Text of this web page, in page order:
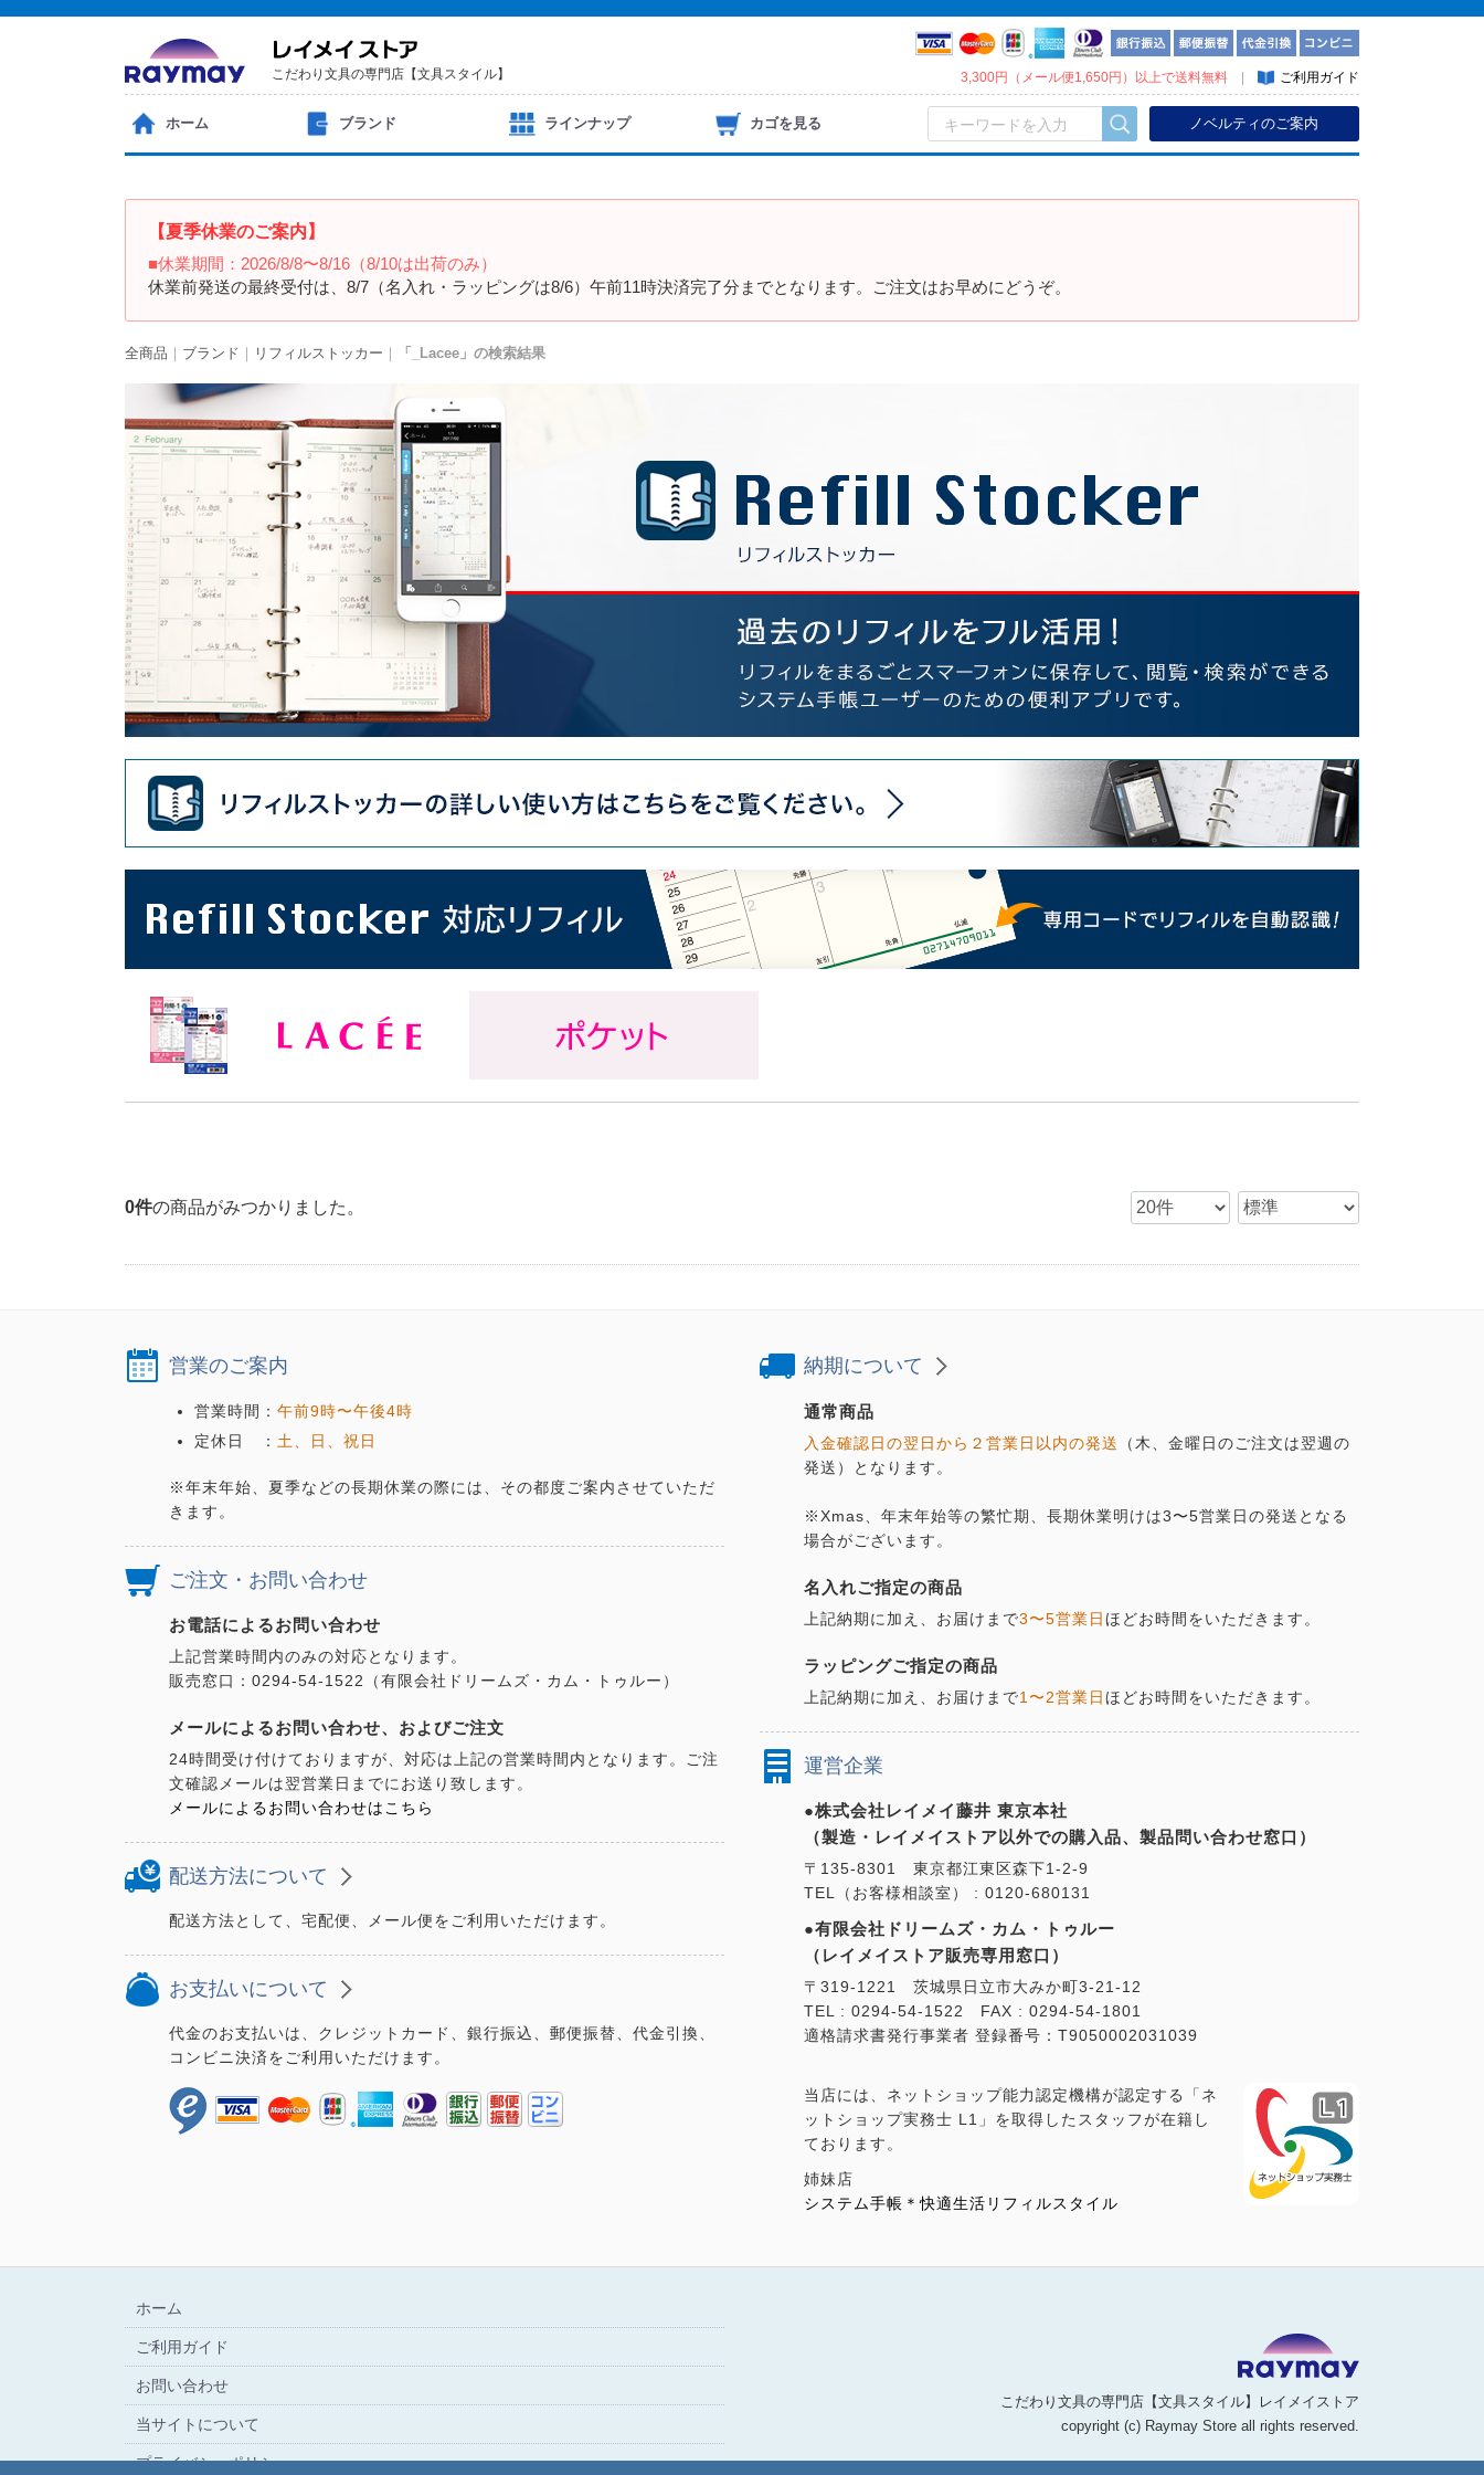
こだわり文具の専門店【文具スタイル】 3,300円（メール便1,650円）以上で送料無料 ご利用ガイド
ノベルティのご案内
ホーム ブランド ラインナップ カゴを見る
【夏季休業のご案内】
■休業期間：2026/8/8〜8/16（8/10は出荷のみ）
休業前発送の最終受付は、8/7（名入れ・ラッピングは8/6）午前11時決済完了分までとなります。ご注文はお早めにどうぞ。
全商品 ブランド リフィルストッカー 「_Lacee」の検索結果
0件の商品がみつかりました。
営業のご案内
営業時間： 午前9時〜午後4時
定休日 ： 土、日、祝日
※年末年始、夏季などの長期休業の際には、その都度ご案内させていただ
きます。
ご注文・お問い合わせ
お電話によるお問い合わせ
上記営業時間内のみの対応となります。
販売窓口：0294-54-1522（有限会社ドリームズ・カム・トゥルー）
メールによるお問い合わせ、およびご注文
24時間受け付けておりますが、対応は上記の営業時間内となります。ご注
文確認メールは翌営業日までにお送り致します。
メールによるお問い合わせはこちら
配送方法について
配送方法として、宅配便、メール便をご利用いただけます。
お支払いについて
代金のお支払いは、クレジットカード、銀行振込、郵便振替、代金引換、
コンビニ決済をご利用いただけます。
納期について
通常商品
入金確認日の翌日から２営業日以内の発送
（木、金曜日のご注文は翌週の
発送）となります。
※Xmas、年末年始等の繁忙期、長期休業明けは3〜5営業日の発送となる
場合がございます。
名入れご指定の商品
上記納期に加え、お届けまで3〜5営業日ほどお時間をいただきます。
ラッピングご指定の商品
上記納期に加え、お届けまで1〜2営業日ほどお時間をいただきます。
運営企業
●株式会社レイメイ藤井 東京本社
（製造・レイメイストア以外での購入品、製品問い合わせ窓口）
〒135-8301 東京都江東区森下1-2-9
TEL（お客様相談室） : 0120-680131
●有限会社ドリームズ・カム・トゥルー
（レイメイストア販売専用窓口）
〒319-1221 茨城県日立市大みか町3-21-12
TEL : 0294-54-1522 FAX : 0294-54-1801
適格請求書発行事業者 登録番号：T9050002031039
当店には、ネットショップ能力認定機構が認定する「ネ
ットショップ実務士 L1」を取得したスタッフが在籍し
ております。
姉妹店
システム手帳＊快適生活リフィルスタイル
ホーム
ご利用ガイド
お問い合わせ
当サイトについて
プライバシーポリシー
こだわり文具の専門店【文具スタイル】レイメイストア
copyright (c) Raymay Store all rights reserved.